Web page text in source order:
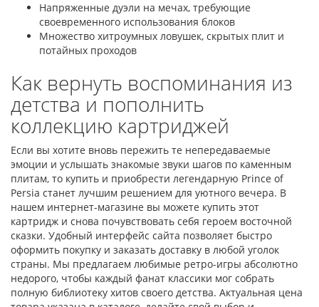
Напряженные дуэли на мечах, требующие
своевременного использования блоков
Множество хитроумных ловушек, скрытых плит и
потайных проходов
Как вернуть воспоминания из
детства и пополнить
коллекцию картриджей
Если вы хотите вновь пережить те непередаваемые
эмоции и услышать знакомые звуки шагов по каменным
плитам, то купить и приобрести легендарную Prince of
Persia станет лучшим решением для уютного вечера. В
нашем интернет-магазине вы можете купить этот
картридж и снова почувствовать себя героем восточной
сказки. Удобный интерфейс сайта позволяет быстро
оформить покупку и заказать доставку в любой уголок
страны. Мы предлагаем любимые ретро-игры абсолютно
недорого, чтобы каждый фанат классики мог собрать
полную библиотеку хитов своего детства. Актуальная цена